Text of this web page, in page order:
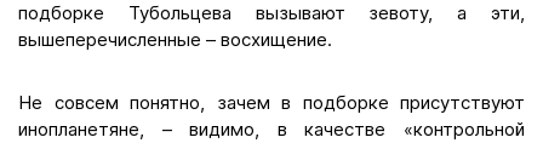
подборке Тубольцева вызывают зевоту, а эти,
вышеперечисленные – восхищение.
Не совсем понятно, зачем в подборке присутствуют
инопланетяне, – видимо, в качестве «контрольной